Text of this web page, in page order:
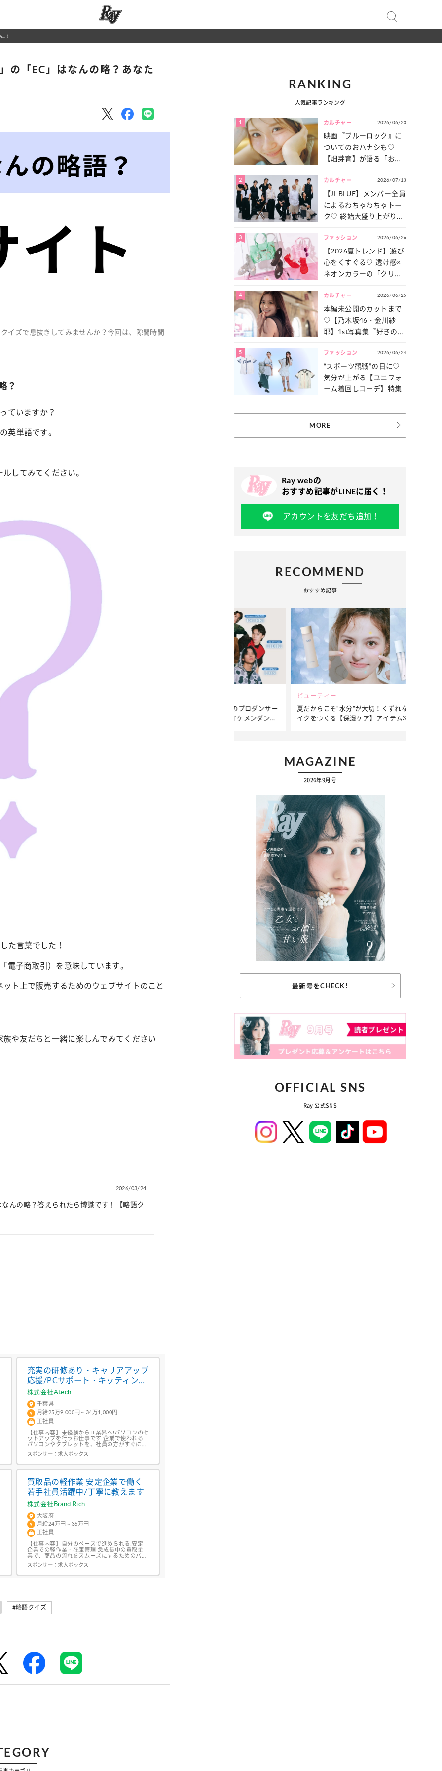
…！
の「EC」はなんの略？あなた
イズで息抜きしてみませんか？今回は、隙間時間
？
ていますか？
英単語です。
してみてください。
た言葉でした！
電子商取引）を意味しています。
ト上で販売するためのウェブサイトのこと
や友だちと一緒に楽しんでみてください
2026/03/24
なんの略？答えられたら博識です！【略語ク
充実の研修あり・キャリアアップ
応援/PCサポート・キッティング
早期キャリア形成
株式会社Atech
千葉県
月給25万9,000円～34万1,000円
正社員
【仕事内容】未経験からIT業界へ!パソコンのセ
ットアップを行うお仕事です 企業で使われる
パソコンやタブレットを、社員の方がすぐに使
える状態に準備する「キッティング」業務をお
任せします。マニュアルがしっかり完備されて
スタートできます <具体的な業務内容>・手順
インストール作業・ネットワーク設定やセキュ
リテ...
スポンサー：求人ボックス
買取品の軽作業 安定企業で働く
若手社員活躍中/丁寧に教えます
株式会社Brand Rich
大阪府
月給24万円～36万円
正社員
【仕事内容】自分のペースで進められる!安定
企業での軽作業・在庫管理 急成長中の買取企
業で、商品の流れをスムーズにするためのバッ
クオフィス業務を担当します。黙々と作業に集
中できるため、一つのことにじっくり取り組む
のが好きな方には最適な環境です <具体的な業
スポンサー：求人ボックス
#略語クイズ
RANKING
人気記事ランキング
1 カルチャー 2026/06/23
映画『ブルーロック』に
ついてのおハナシも♡
【畑芽育】が語る「お仕
は？
2 カルチャー 2026/07/13
【JI BLUE】メンバー全員
によるわちゃわちゃトー
ク♡ 終始大盛り上がりだ
一気見せ！
3 ファッション 2026/06/26
【2026夏トレンド】遊び
心をくすぐる♡ 透け感×
ネオンカラーの「クリア
4 カルチャー 2026/06/25
本編未公開のカットまで
♡【乃木坂46・金川紗
耶】1st写真集『好きのグ
たっぷりとお届け！
5 ファッション 2026/06/24
“スポーツ観戦”の日に♡
気分が上がる【ユニフォ
ーム着回しコーデ】特集
MORE
Ray webの
おすすめ記事がLINEに届く！
アカウントを友だち追加！
RECOMMEND
おすすめ記事
【Dリーグ】Ray世代注目のプロダンサー
集団♡ 各チームを彩る「イケメンダンサ
ビューティー
夏だからこそ“水分”が大切！くずれないメ
イクをつくる【保湿ケア】アイテム3選
簡単アレン
ぷりの【そ
MAGAZINE
2026年9月号
最新号をCHECK!
OFFICIAL SNS
Ray 公式SNS